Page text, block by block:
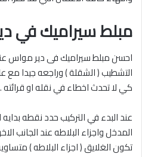
مبلط سيراميك في
احسن مبلط سيراميك فى دير مواس
التشطيب ( الشقلة ) وراجعه جيدا مع
كي لا تحدث اخطاء في نقله او قرائته .
عند البدء في التركيب حدد نقطه
المدخل واجزاء البلاطه عند الجانب
تكون الغلايق ( اجزاء البلاطه )